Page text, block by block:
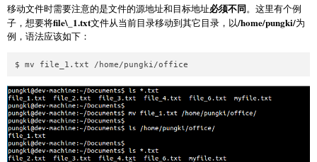
移动文件时需要注意的是文件的源地址和目标地址必须不同。这里有个例
子，想要将file\_1.txt文件从当前目录移动到其它目录，以/home/pungki/为
例，语法应该如下：